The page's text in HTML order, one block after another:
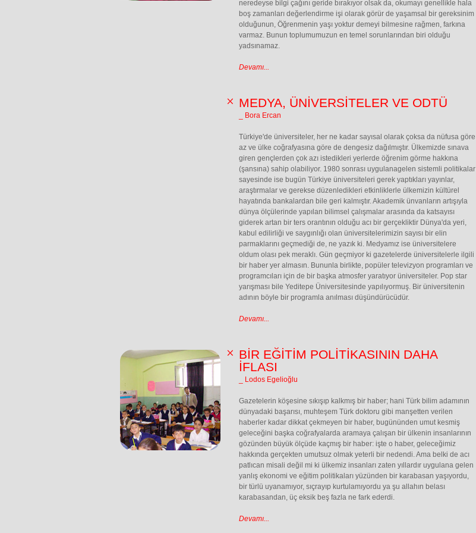
neredeyse bilgi çağını geride bırakıyor olsak da, okumayı genellikle hala
boş zamanları değerlendirme işi olarak görür de yaşamsal bir gereksinim
olduğunun, Öğrenmenin yaşı yoktur demeyi bilmesine rağmen, farkına
varmaz. Bunun toplumumuzun en temel sorunlarından biri olduğu
yadsınamaz.
Devamı...
MEDYA, ÜNİVERSİTELER VE ODTÜ
_ Bora Ercan
Türkiye'de üniversiteler, her ne kadar sayısal olarak çoksa da nüfusa göre
az ve ülke coğrafyasına göre de dengesiz dağılmıştır. Ülkemizde sınava
giren gençlerden çok azı istedikleri yerlerde öğrenim görme hakkına
(şansına) sahip olabiliyor. 1980 sonrası uygulanagelen sistemli politikalar
sayesinde ise bugün Türkiye üniversiteleri gerek yaptıkları yayınlar,
araştırmalar ve gerekse düzenledikleri etkinliklerle ülkemizin kültürel
hayatında bankalardan bile geri kalmıştır. Akademik ünvanların artışıyla
dünya ölçülerinde yapılan bilimsel çalışmalar arasında da katsayısı
giderek artan bir ters orantının olduğu acı bir gerçekliktir Dünya'da yeri,
kabul edilirliği ve saygınlığı olan üniversitelerimizin sayısı bir elin
parmaklarını geçmediği de, ne yazık ki. Medyamız ise üniversitelere
oldum olası pek meraklı. Gün geçmiyor ki gazetelerde üniversitelerle ilgili
bir haber yer almasın. Bununla birlikte, popüler televizyon programları ve
programcıları için de bir başka atmosfer yaratıyor üniversiteler. Pop star
yarışması bile Yeditepe Üniversitesinde yapılıyormuş. Bir üniversitenin
adının böyle bir programla anılması düşündürücüdür.
Devamı...
BİR EĞİTİM POLİTİKASININ DAHA
İFLASI
_ Lodos Egelioğlu
Gazetelerin köşesine sıkışıp kalkmış bir haber; hani Türk bilim adamının
dünyadaki başarısı, muhteşem Türk doktoru gibi manşetten verilen
haberler kadar dikkat çekmeyen bir haber, bugününden umut kesmiş
geleceğini başka coğrafyalarda aramaya çalışan bir ülkenin insanlarının
gözünden büyük ölçüde kaçmış bir haber: işte o haber, geleceğimiz
hakkında gerçekten umutsuz olmak yeterli bir nedendi. Ama belki de acı
patlıcan misali değil mi ki ülkemiz insanları zaten yıllardır uygulana gelen
yanlış ekonomi ve eğitim politikaları yüzünden bir karabasan yaşıyordu,
bir türlü uyanamıyor, sıçrayıp kurtulamıyordu ya şu allahın belası
karabasandan, üç eksik beş fazla ne fark ederdi.
Devamı...